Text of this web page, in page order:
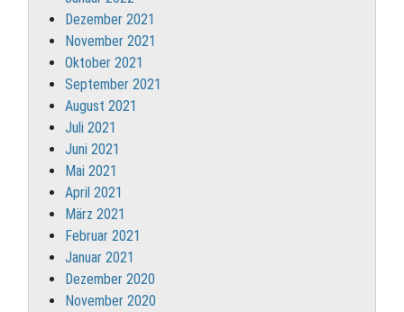
Dezember 2021
November 2021
Oktober 2021
September 2021
August 2021
Juli 2021
Juni 2021
Mai 2021
April 2021
März 2021
Februar 2021
Januar 2021
Dezember 2020
November 2020